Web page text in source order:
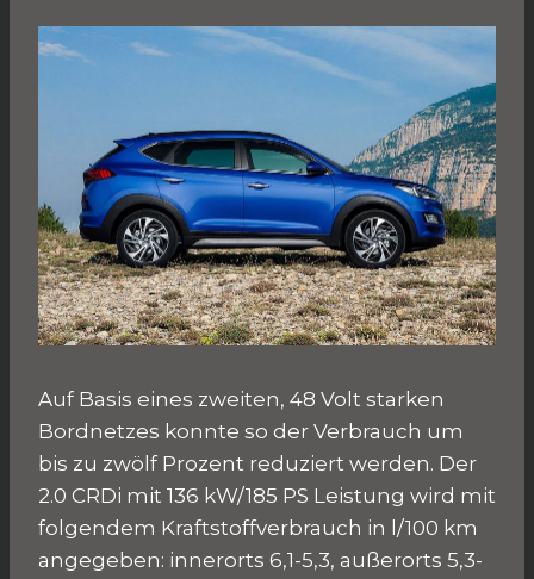
Auf Basis eines zweiten, 48 Volt starken
Bordnetzes konnte so der Verbrauch um
bis zu zwölf Prozent reduziert werden. Der
2.0 CRDi mit 136 kW/185 PS Leistung wird mit
folgendem Kraftstoffverbrauch in l/100 km
angegeben: innerorts 6,1-5,3, außerorts 5,3-